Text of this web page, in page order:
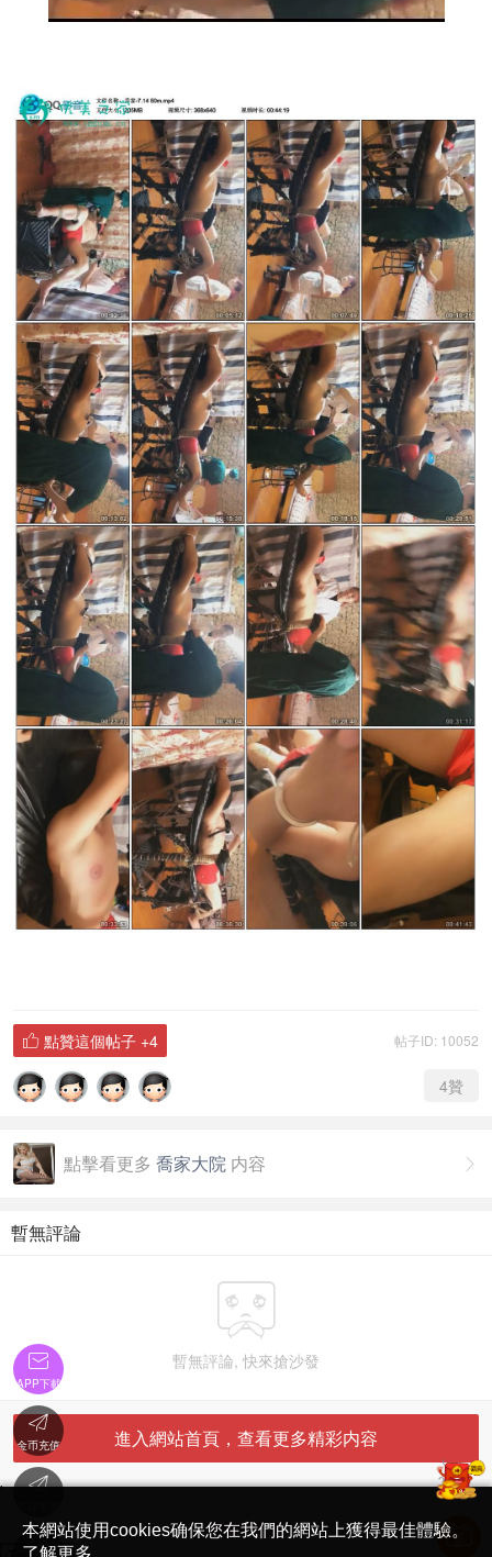
帖子ID: 10052
 點贊這個帖子 +4
4贊

點擊看更多 喬家大院 内容
暫無評論

暫無評論, 快來搶沙發
進入網站首頁，查看更多精彩内容
'
简体中文版
本網站使用cookies确保您在我們的網站上獲得最佳體驗。
了解更多

APP下載

金币充值

